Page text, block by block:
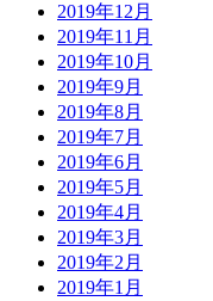
2019年12月
2019年11月
2019年10月
2019年9月
2019年8月
2019年7月
2019年6月
2019年5月
2019年4月
2019年3月
2019年2月
2019年1月